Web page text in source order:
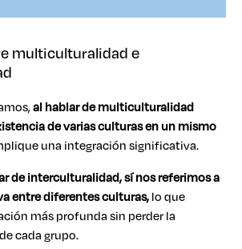
multiculturalidad e
al hablar de multiculturalidad
de varias culturas en un mismo
una integración significativa.
de interculturalidad, sí nos referimos a
entre diferentes culturas,lo que
más profunda sin perder la
cada grupo.